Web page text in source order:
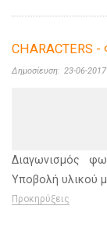
CHARACTERS -
Δημοσίευση: 23-06-
Διαγωνισμός
Υποβολή υλικού
Προκηρύξεις